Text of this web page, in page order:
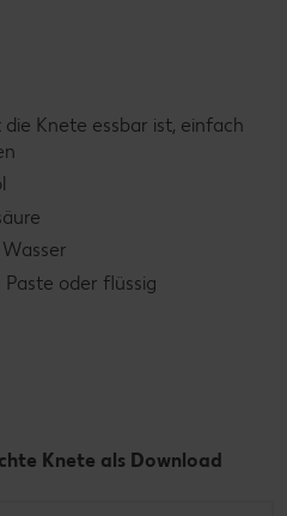
Knete essbar ist, einfach
oder flüssig
Knete als Download